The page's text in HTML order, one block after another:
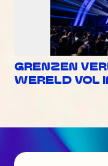
GRENZEN
WERELD VOL